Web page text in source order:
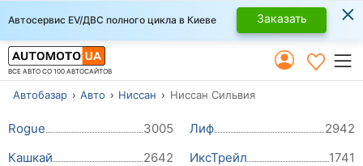
Автосервис EV/ДВС полного цикла в Киеве Заказать ×
ВСЕ АВТО СО 100 АВТОСАЙТОВ
Автобазар Авто Ниссан Ниссан Сильвия
Rogue 3005 Лиф
2942
Кашкай
2642 ИксТрейл
1741